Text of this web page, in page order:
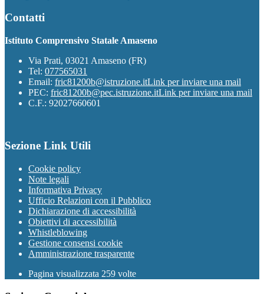
Contatti
Istituto Comprensivo Statale Amaseno
Via Prati, 03021 Amaseno (FR)
Tel: 077565031
Email: fric81200b@istruzione.itLink per inviare una mail
PEC: fric81200b@pec.istruzione.itLink per inviare una mail
C.F.: 92027660601
Sezione Link Utili
Cookie policy
Note legali
Informativa Privacy
Ufficio Relazioni con il Pubblico
Dichiarazione di accessibilità
Obiettivi di accessibilità
Whistleblowing
Gestione consensi cookie
Amministrazione trasparente
Pagina visualizzata 259 volte